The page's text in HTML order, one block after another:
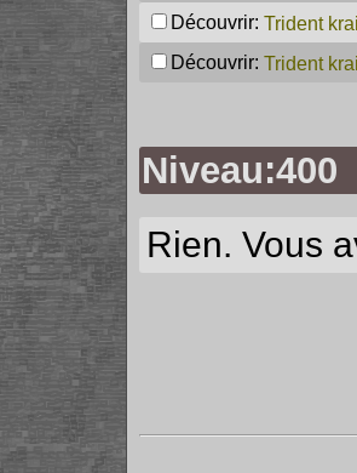
Découvrir: Trident
Découvrir: Trident
Niveau:400
Rien. Vous